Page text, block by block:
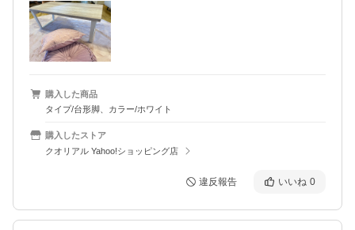
購入した商品
タイプ/台形脚、カラー/ホワイト
購入したストア
クオリアル Yahoo!ショッピング店
違反報告 いいね 0